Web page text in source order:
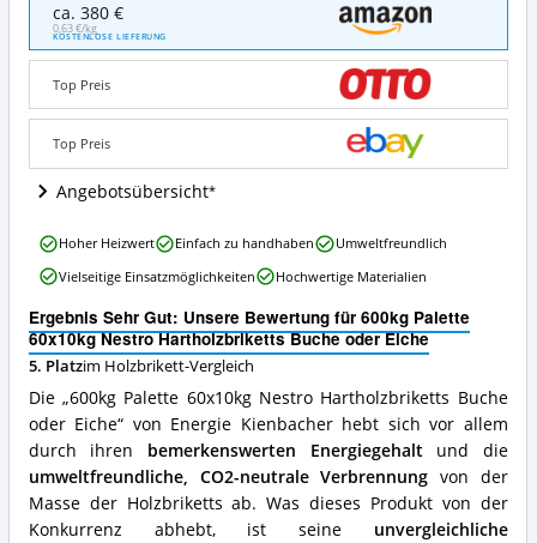
Palette
60x10kg
Nestro
Hartholzbriketts
Buche
Eiche
Angebote:
Wo
dieses
Holzbrikett
erhältlich?
ca. 380 €
0,63 €/kg
KOSTENLOSE LIEFERUNG
Top Preis
Top Preis
Angebotsübersicht
Ergebnis Sehr Gut: Unsere Bewertung für 600kg Palette
60x10kg Nestro Hartholzbriketts Buche oder Eiche
5. Platzim Holzbrikett-Vergleich
Die „600kg Palette 60x10kg Nestro Hartholzbriketts Buche
oder Eiche“ von Energie Kienbacher hebt sich vor allem
durch ihren
bemerkenswerten Energiegehaltund die
umweltfreundliche, CO2-neutrale Verbrennung von der
Masse der Holzbriketts ab. Was dieses Produkt von der
Konkurrenz abhebt, ist seine unvergleichliche
600kg
Palette
60x10kg
Hartholzbriketts
Buche
oder
Eiche
Vorteile:
Was
spricht
für
dieses
Holzbrikett?
Hoher Heizwert Einfach zu handhaben
Umweltfreundlich
Vielseitige Einsatzmöglichkeiten
Hochwertige Materialien